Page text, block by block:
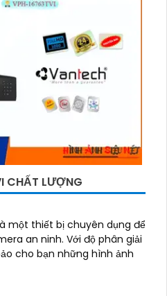
CHẤT LƯỢNG
một thiết bị chuyên dụng để
Với độ phân giải
cho bạn những hình ảnh